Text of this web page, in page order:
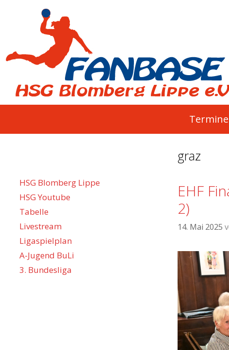
Termine
graz
EHF
2)
14. Mai 2025
HSG Blomberg Lippe
HSG Youtube
Tabelle
Livestream
Ligaspielplan
A-Jugend BuLi
3. Bundesliga